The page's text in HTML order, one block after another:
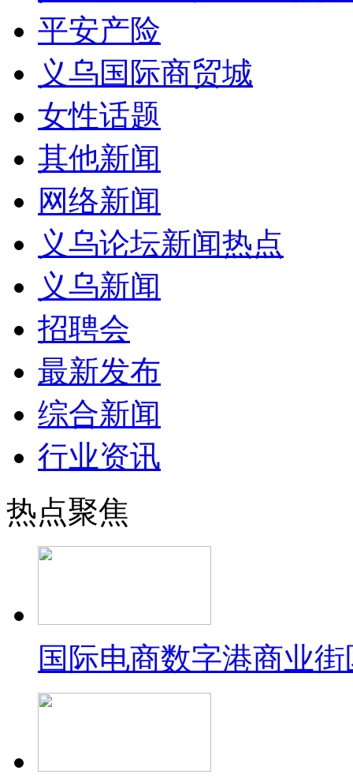
平安产险
义乌国际商贸城
女性话题
其他新闻
网络新闻
义乌论坛新闻热点
义乌新闻
招聘会
最新发布
综合新闻
行业资讯
热点聚焦
国际电商数字港商业